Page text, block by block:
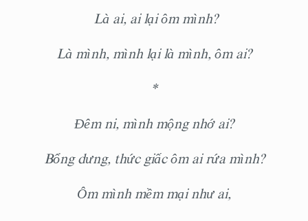
Là ai, ai lại ôm mình?
Là mình, mình lại là mình, ôm ai?
*
Đêm ni, mình mộng nhớ ai?
Bổng dưng, thức giấc ôm ai rứa mình?
Ôm mình mềm mại như ai,